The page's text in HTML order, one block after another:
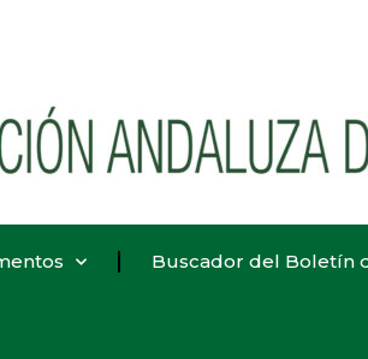
Buscador del Boletín